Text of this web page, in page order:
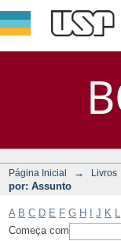
Página Inicial → Livros
por: Assunto
A B C D E F G H J K
Começa com